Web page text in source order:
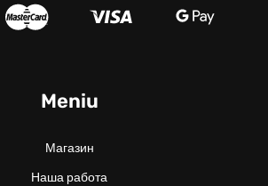
Meniu
Магазин
Наша работа